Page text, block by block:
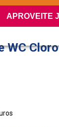
APROVEITE
WC